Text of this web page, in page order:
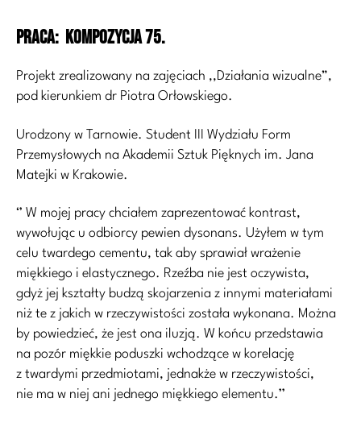
PRACA: Kompozycja 75.
Projekt zrealizowany na zajęciach ,,Działania wizualne”,
pod kierunkiem dr Piotra Orłowskiego.
Urodzony w Tarnowie. Student III Wydziału Form
Przemysłowych na Akademii Sztuk Pięknych im. Jana
Matejki w Krakowie.
‘’ W mojej pracy chciałem zaprezentować kontrast,
wywołując u odbiorcy pewien dysonans. Użyłem w tym
celu twardego cementu, tak aby sprawiał wrażenie
miękkiego i elastycznego. Rzeźba nie jest oczywista,
gdyż jej kształty budzą skojarzenia z innymi materiałami
niż te z jakich w rzeczywistości została wykonana. Można
by powiedzieć, że jest ona iluzją. W końcu przedstawia
na pozór miękkie poduszki wchodzące w korelację
z twardymi przedmiotami, jednakże w rzeczywistości,
nie ma w niej ani jednego miękkiego elementu.’’